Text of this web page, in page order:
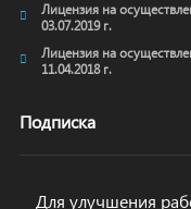
Лицензия на
03.07.2019 г.
Лицензия на
11.04.2018 г.
Подписка
Для улучшения